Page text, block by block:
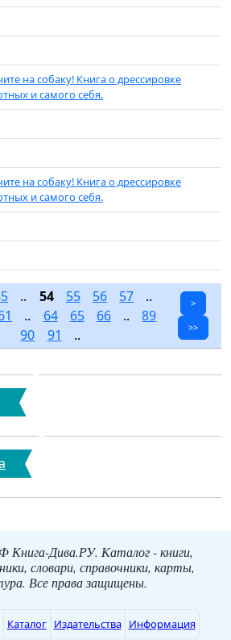
на собаку! Книга о дрессировке
и самого себя.
на собаку! Книга о дрессировке
и самого себя.
.. 54 55 56 57 ..
.. 64 65 66..89
90
91 ..
>
>>
Дива.РУ. Каталог - книги,
словари, справочники, карты,
Все права защищены.
Каталог Издательства Информация